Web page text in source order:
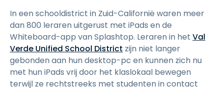
In een schooldistrict in Zuid-Californië waren meer
dan 800 leraren uitgerust met iPads en de
Whiteboard-app van Splashtop. Leraren in het Val
Verde Unified School District zijn niet langer
gebonden aan hun desktop-pc en kunnen zich nu
met hun iPads vrij door het klaslokaal bewegen
terwijl ze rechtstreeks met studenten in contact